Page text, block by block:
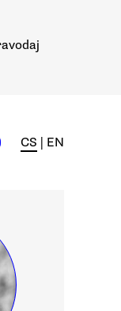
CS EN